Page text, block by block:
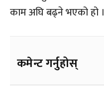
काम अघि बढ्ने भएको हो ।
कमेन्ट गर्नुहोस्